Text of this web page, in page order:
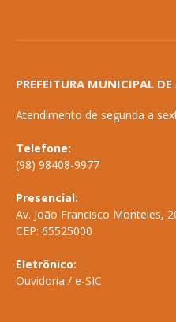
PREFEITURA MUNICIPAL
Atendimento de segunda a
Telefone:
(98) 98408-9977
Presencial:
Av. João Francisco Monteles,
CEP: 65525000
Eletrônico:
Ouvidoria / e-SIC